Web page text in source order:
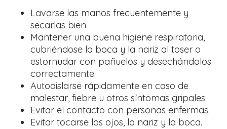
Lavarse las manos frecuentemente y
secarlas bien.
Mantener una buena higiene respiratoria,
cubriéndose la boca y la nariz al toser o
estornudar con pañuelos y desechándolos
correctamente.
Autoaislarse rápidamente en caso de
malestar, fiebre u otros síntomas gripales.
Evitar el contacto con personas enfermas.
Evitar tocarse los ojos, la nariz y la boca.